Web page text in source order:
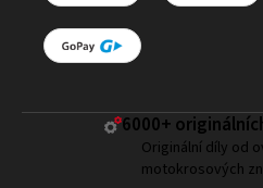
6000+
Originální díly od
motokrosových